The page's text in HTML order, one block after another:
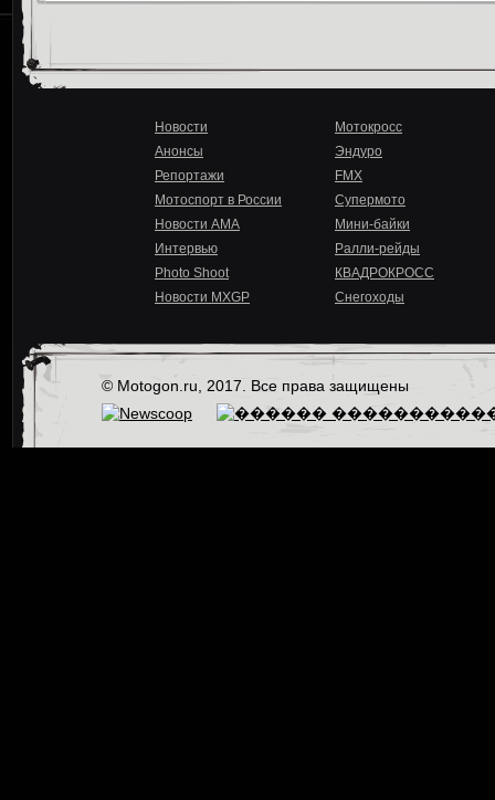
Новости
Анонсы
Репортажи
Мотоспорт в России
Новости AMA
Интервью
Photo Shoot
Новости MXGP
Мотокросс
Эндуро
FMX
Супермото
Мини-байки
Ралли-рейды
КВАДРОКРОСС
Снегоходы
© Motogon.ru, 2017. Все права защищены